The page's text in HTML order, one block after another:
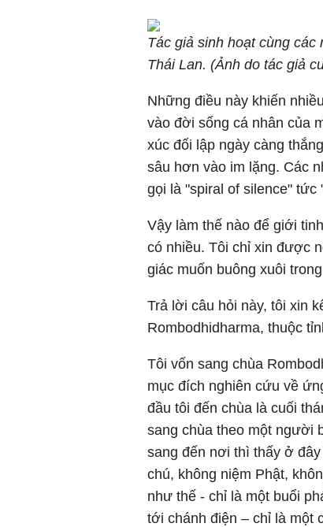
Tác giả sinh hoạt cùng
Thái Lan. (Ảnh do tác giả
Những điều này khiến
vào đời sống cá nhân của
xúc đối lập ngày càng
sâu hơn vào im lặng. Các
gọi là "spiral of silence" tức
Vậy làm thế nào để giới
có nhiều. Tôi chỉ xin được
giác muốn buông xuôi
Trả lời câu hỏi này, tôi xin
Rombodhidharma, thuộc
Tôi vốn sang chùa
mục đích nghiên cứu về
đầu tôi đến chùa là cuối
sang chùa theo một người
sang đến nơi thì thấy ở
chú, không niệm Phật,
như thế - chỉ là một buổi
tới chánh điện – chỉ là một